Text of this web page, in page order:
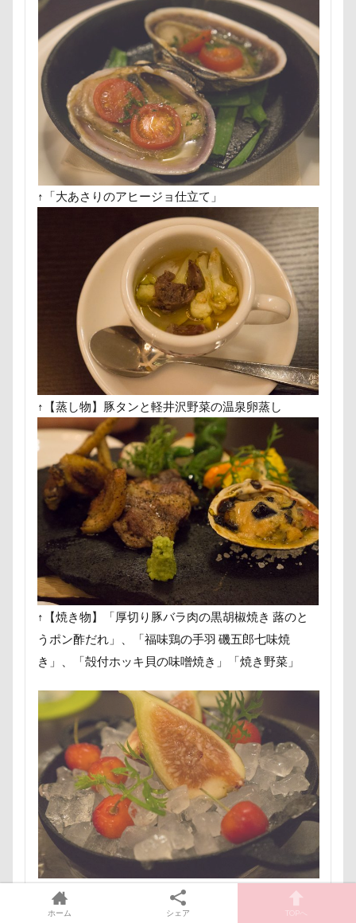
↑「大あさりのアヒージョ仕立て」
↑【蒸し物】豚タンと軽井沢野菜の温泉卵蒸し
↑【焼き物】「厚切り豚バラ肉の黒胡椒焼き 蕗のと
うポン酢だれ」、「福味鶏の手羽 磯五郎七味焼
き」、「殻付ホッキ貝の味噌焼き」「焼き野菜」
↑「信州産サクランボ、無花果と共に」
ホーム シェア TOPへ
チロルちゃん
チルトシフト
チョコ君
チョコちゃん
チョコくん
チューリップフェア
チューリップ
チャームポイント
チキンソーセージ
チャーくん
チャリティ撮影会
チャリティー
チャリティ
チャックくん
チャチャ丸くん
チップちゃん
チップくん
チックン
チキンミートローフ
ドッグラン・ラボ
ドヤ顔
スリング
パスタくん パヤ毛
パブロくん
パピーパーティ
パピー
パパ大好き
パナソニック
パソコン
パシャパシャドッグラン
パルスくん
パシフィコ横浜
パウポーズ
バーニーズ
バーディくん
バースデーケーキ
バンダナ
バンちゃん
バレンタイン企画
バレンタインくん
パラボラアンテナ
パレード
バッグ
ビートくん
ファーミネーター
ファッピー
ファッション
ピーチちゃん
ピーちゃん
ピンバッチ
ピッツェリアオオサキ
ピカチュウ
ピカソくん
ビビちゃん
パワースポット
ビビくん
ビスケちゃん
ビション・フリーゼ
ヒロアキくん
ヒメちゃん
ヒマラヤチーズ
ヒマチー
ヒッコリー
ヒゲ
パールちゃん
バルコニー用タイル
バスローブ
ドライブ
ネクスガードスペクトラ
ノートパソコン
ノキアちゃん
ノエルちゃん
ノアちゃん
ネットワークカメラ
ネットカメラ
ネコ大好き
ネクタイピン
ネクタイ
ネクスガード スペクトラ
ハイジの里
ニュートロ ナチュラルチョイス
ニット
ニコちゃん
ニコくん
ナルちゃん
ナナちゃん
ナツメちゃん
ナッキーくん
ナイトくん
ハイジちゃん
ハイタッチ
バスターミニキューブ
ハンコ
バスタブキャバリア
ハーネス
ハンモック